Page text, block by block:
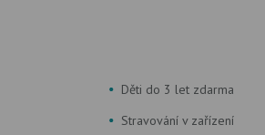
Děti do 3 let zdarma
Stravování v zařízení